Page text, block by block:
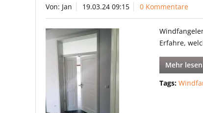
Von: Jan 19.03.24 09:15 0 Kommentare
Erfahre,
Mehr lesen
Tags: